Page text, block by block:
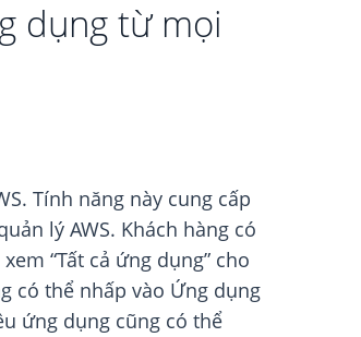
dụng từ mọi
Tính năng này cung cấp
lý AWS. Khách hàng có
“Tất cả ứng dụng” cho
có thể nhấp vào Ứng dụng
ứng dụng cũng có thể